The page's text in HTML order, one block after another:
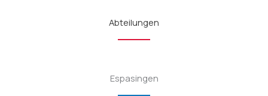
Abteilungen
Espasingen